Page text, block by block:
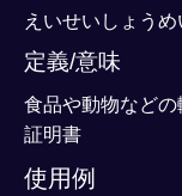
えいせいしょうめ
定義/意味
食品や動物など
証明書
使用例